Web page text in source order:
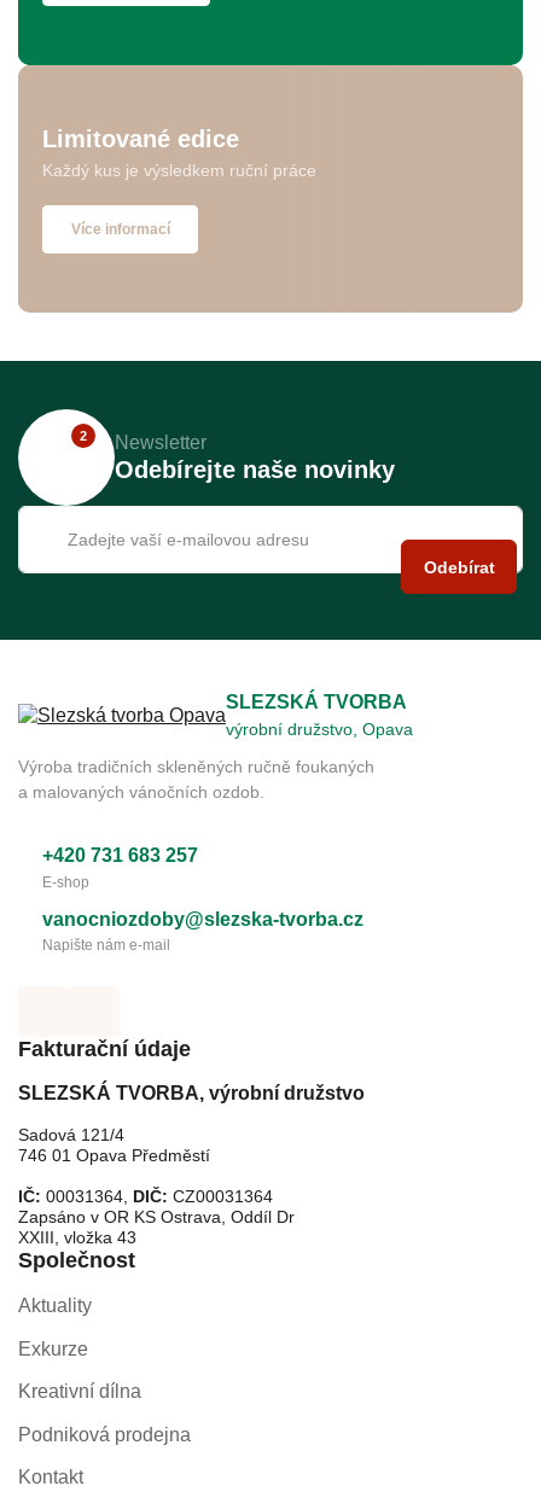
Limitované edice
Každý kus je výsledkem ruční práce
Více informací
2 Newsletter
Odebírejte naše novinky
Odebírat
SLEZSKÁ TVORBA
výrobní družstvo, Opava
Výroba tradičních skleněných ručně foukaných
a malovaných vánočních ozdob.
+420 731 683 257
E-shop
vanocniozdoby@slezska-tvorba.cz
Napište nám e-mail
Fakturační údaje
SLEZSKÁ TVORBA, výrobní družstvo
Sadová 121/4
746 01 Opava Předměstí
IČ: 00031364, DIČ: CZ00031364
Zapsáno v OR KS Ostrava, Oddíl Dr
XXIII, vložka 43
Společnost
Aktuality
Exkurze
Kreativní dílna
Podniková prodejna
Kontakt